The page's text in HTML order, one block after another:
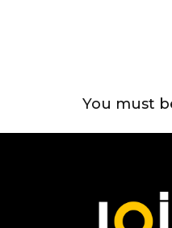
You must